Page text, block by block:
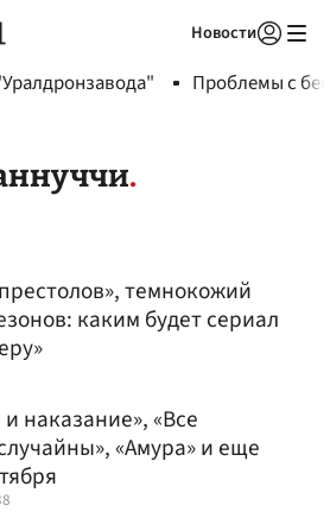
Новости
Проблемы с
темнокожий
каким будет сериал
наказание», «Все
«Амура» и еще